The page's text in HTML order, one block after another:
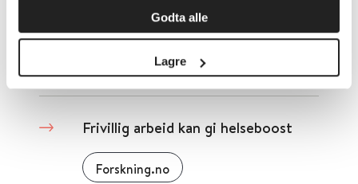
Godta alle
Lagre
Norges frivilligsentraler
Frivillig arbeid kan gi helseboost
Forskning.no